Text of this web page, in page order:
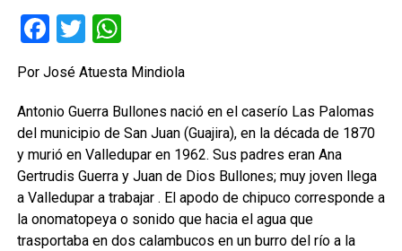
Facebook
TwitterWhatsApp
Por José Atuesta Mindiola
Antonio Guerra Bullones nació en el caserío Las Palomas
del municipio de San Juan (Guajira), en la década de 1870
y murió en Valledupar en 1962. Sus padres eran Ana
Gertrudis Guerra y Juan de Dios Bullones; muy joven llega
a Valledupar a trabajar . El apodo de chipuco corresponde a
la onomatopeya o sonido que hacia el agua que
trasportaba en dos calambucos en un burro del río a la